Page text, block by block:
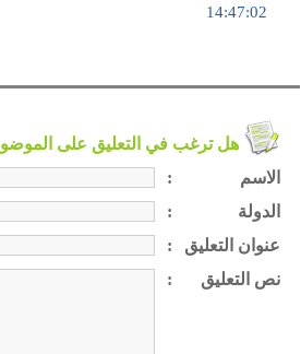
هل ترغب في التعليق على الموضوع ؟
:
الاسم
:
الدولة
:
عنوان التعليق
:
نص التعليق